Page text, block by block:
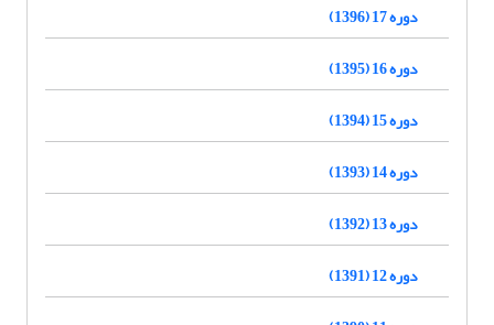
دوره 17 (1396)
دوره 16 (1395)
دوره 15 (1394)
دوره 14 (1393)
دوره 13 (1392)
دوره 12 (1391)